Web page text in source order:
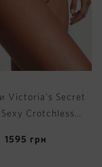
Victoria's Secret
Crotchless
Panty
1595 грн